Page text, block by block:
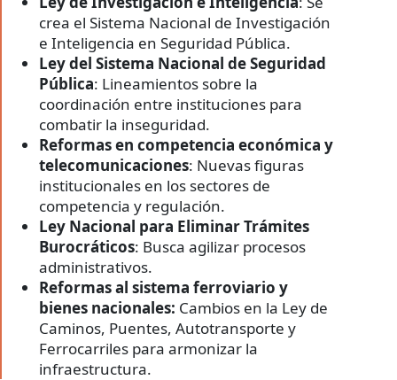
crea el Sistema Nacional de Investigación
e Inteligencia en Seguridad Pública.
Ley del Sistema Nacional de Seguridad
Pública: Lineamientos sobre la
coordinación entre instituciones para
combatir la inseguridad.
Reformas en competencia económica y
telecomunicaciones: Nuevas figuras
institucionales en los sectores de
competencia y regulación.
Ley Nacional para Eliminar Trámites
Burocráticos: Busca agilizar procesos
administrativos.
Reformas al sistema ferroviario y
bienes nacionales: Cambios en la Ley de
Caminos, Puentes, Autotransporte y
Ferrocarriles para armonizar la
infraestructura.